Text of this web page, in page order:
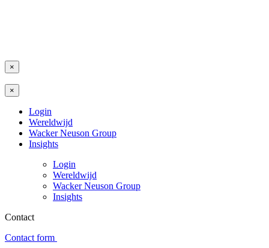
×
×
Login
Wereldwijd
Wacker Neuson Group
Insights
Login
Wereldwijd
Wacker Neuson Group
Insights
Contact
Contact form